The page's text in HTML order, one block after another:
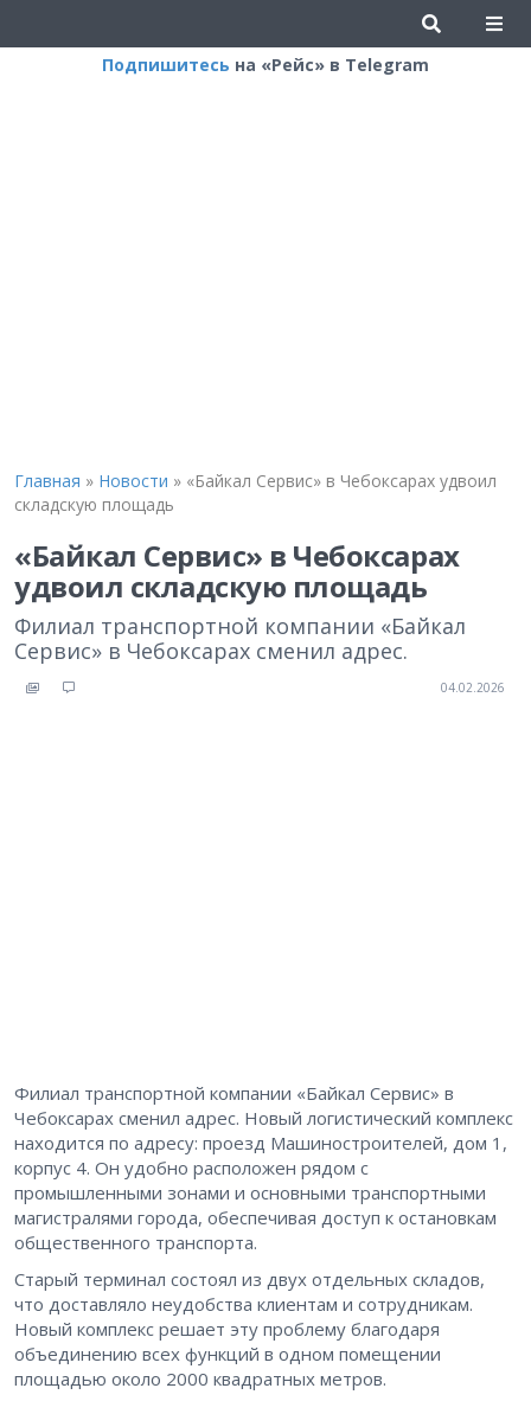
Подпишитесь на «Рейс» в Telegram
Главная » Новости » «Байкал Сервис» в Чебоксарах удвоил
складскую площадь
«Байкал Сервис» в Чебоксарах
удвоил складскую площадь
Филиал транспортной компании «Байкал
Сервис» в Чебоксарах сменил адрес.
04.02.2026
Филиал транспортной компании «Байкал Сервис» в
Чебоксарах сменил адрес. Новый логистический комплекс
находится по адресу: проезд Машиностроителей, дом 1,
корпус 4. Он удобно расположен рядом с
промышленными зонами и основными транспортными
магистралями города, обеспечивая доступ к остановкам
общественного транспорта.
Старый терминал состоял из двух отдельных складов,
что доставляло неудобства клиентам и сотрудникам.
Новый комплекс решает эту проблему благодаря
объединению всех функций в одном помещении
площадью около 2000 квадратных метров.